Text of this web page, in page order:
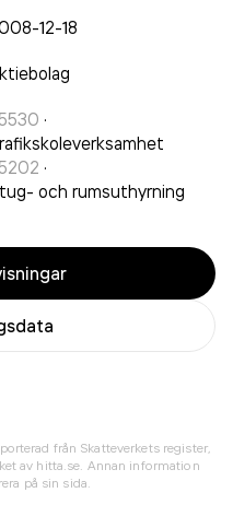
12-18
·
·
och rumsuthyrning
från Skatteverkets register,
av hitta.se. Annan information
på sin sida.